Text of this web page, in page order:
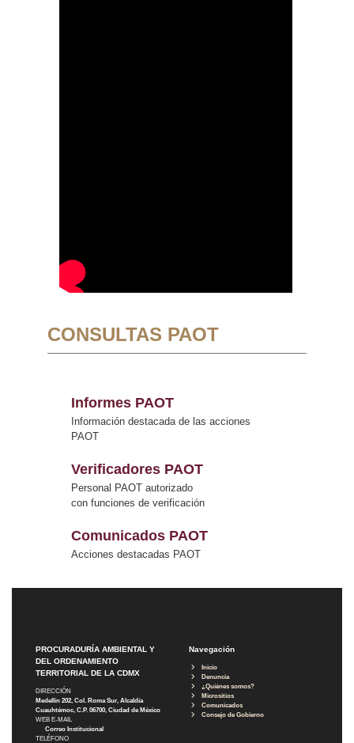
CONSULTAS PAOT
Informes PAOT
Información destacada de las acciones
PAOT
Verificadores PAOT
Personal PAOT autorizado
con funciones de verificación
Comunicados PAOT
Acciones destacadas PAOT
PROCURADURÍA AMBIENTAL Y
DEL ORDENAMIENTO
TERRITORIAL DE LA CDMX
DIRECCIÓN
Medellín 202, Col. Roma Sur, Alcaldía
Cuauhtémoc, C.P. 06700, Ciudad de México
WEB E-MAIL
Correo Institucional
TELÉFONO
Navegación
Inicio
Denuncia
¿Quiénes somos?
Micrositios
Comunicados
Consejo de Gobierno